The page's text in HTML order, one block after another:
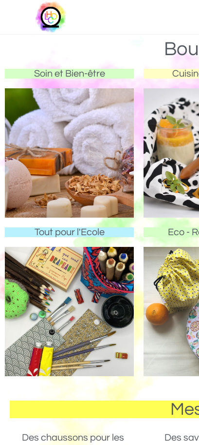
Soin et Bien-être
Tout pour l'Ecole Eco -
Des chaussons pour les
Des